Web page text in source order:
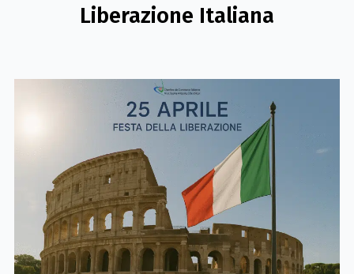
Liberazione Italiana